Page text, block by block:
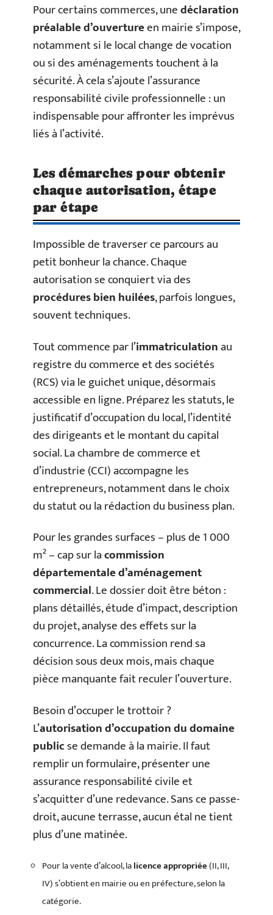
Pour certains commerces, unedéclaration
préalable d’ouvertureen mairie s’impose,
notamment si le local change de vocation
ou si des aménagements touchent à la
sécurité. À cela s’ajoute l’assurance
responsabilité civile professionnelle : un
indispensable pour affronter les imprévus
liés à l’activité.
Les démarches pour obtenir
chaque autorisation, étape
par étape
Impossible de traverser ce parcours au
petit bonheur la chance. Chaque
autorisation se conquiert via des
procédures bien huilées, parfois longues,
souvent techniques.
Tout commence par l’immatriculationau
registre du commerce et des sociétés
(RCS) via le guichet unique, désormais
accessible en ligne. Préparez les statuts, le
justificatif d’occupation du local, l’identité
des dirigeants et le montant du capital
social. La chambre de commerce et
d’industrie (CCI) accompagne les
entrepreneurs, notamment dans le choix
du statut ou la rédaction du business plan.
Pour les grandes surfaces – plus de 1 000
m² – cap sur lacommission
départementale d’aménagement
commercial. Le dossier doit être béton :
plans détaillés, étude d’impact, description
du projet, analyse des effets sur la
concurrence. La commission rend sa
décision sous deux mois, mais chaque
pièce manquante fait reculer l’ouverture.
Besoin d’occuper le trottoir ?
L’autorisation d’occupation du domaine
publicse demande à la mairie. Il faut
remplir un formulaire, présenter une
assurance responsabilité civile et
s’acquitter d’une redevance. Sans ce passe-
droit, aucune terrasse, aucun étal ne tient
plus d’une matinée.
Pour la vente d’alcool, lalicence appropriée(II, III,
IV) s’obtient en mairie ou en préfecture, selon la
catégorie.